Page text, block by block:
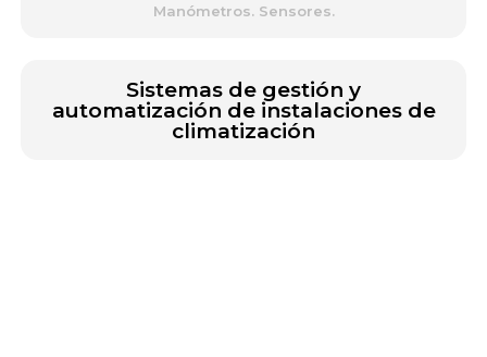
Manómetros. Sensores.
Sistemas de gestión y
automatización de instalaciones de
climatización